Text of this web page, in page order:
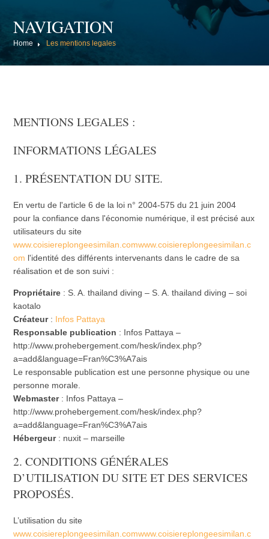
NAVIGATION
Home Les mentions legales
MENTIONS LEGALES :
INFORMATIONS LÉGALES
1. PRÉSENTATION DU SITE.
En vertu de l'article 6 de la loi n° 2004-575 du 21 juin 2004
pour la confiance dans l'économie numérique, il est précisé aux
utilisateurs du site
www.coisiereplongeesimilan.comwww.coisiereplongeesimilan.c
om l'identité des différents intervenants dans le cadre de sa
réalisation et de son suivi :
Propriétaire : S. A. thailand diving – S. A. thailand diving – soi
kaotalo
Créateur: Infos Pattaya
Responsable publication : Infos Pattaya –
http://www.prohebergement.com/hesk/index.php?
a=add&language=Fran%C3%A7ais
Le responsable publication est une personne physique ou une
personne morale.
Webmaster: Infos Pattaya –
http://www.prohebergement.com/hesk/index.php?
a=add&language=Fran%C3%A7ais
Hébergeur: nuxit – marseille
2. CONDITIONS GÉNÉRALES
D’UTILISATION DU SITE ET DES SERVICES
PROPOSÉS.
L’utilisation du site
www.coisiereplongeesimilan.comwww.coisiereplongeesimilan.c